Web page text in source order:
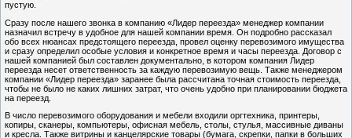
пустую.
Сразу после нашего звонка в компанию «Лидер переезда» менеджер компании
назначил встречу в удобное для нашей компании время. Он подробно рассказал
обо всех нюансах предстоящего переезда, провел оценку перевозимого имущества
и сразу определил особые условия и конкретное время и часы переезда. Договор с
нашей компанией был составлен документально, в котором компания Лидер
переезда несет ответственность за каждую перевозимую вещь. Также менеджером
компании «Лидер переезда» заранее была рассчитана точная стоимость переезда,
чтобы не было не каких лишних затрат, что очень удобно при планировании бюджета
на переезд.
В число перевозимого оборудования и мебели входили оргтехника, принтеры,
копиры, сканеры, компьютеры, офисная мебель, столы, стулья, массивные диваны
и кресла. Также витрины и канцелярские товары (бумага, скрепки, папки в больших